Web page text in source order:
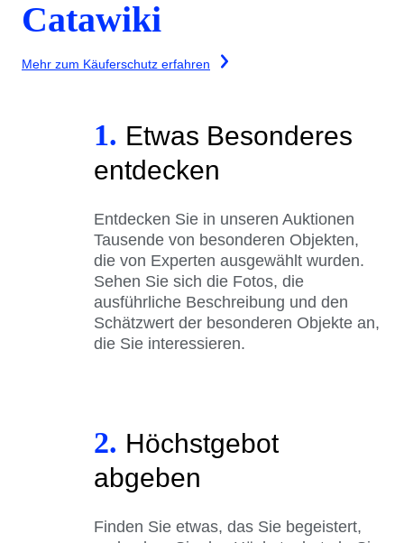
Catawiki
Mehr zum Käuferschutz erfahren
1. Etwas Besonderes
entdecken
Entdecken Sie in unseren Auktionen
Tausende von besonderen Objekten,
die von Experten ausgewählt wurden.
Sehen Sie sich die Fotos, die
ausführliche Beschreibung und den
Schätzwert der besonderen Objekte an,
die Sie interessieren.
2. Höchstgebot
abgeben
Finden Sie etwas, das Sie begeistert,